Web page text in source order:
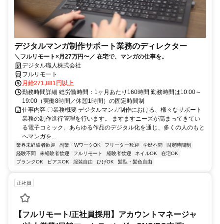
デジタルマンガ制作サポート業務のディレクター
＼フルリモート×月27万円〜／ 在宅で、マンガの仕事を。
デジタル職人株式会社
フルリモート
月給271,881円以上
勤務時間詳細 総労働時間：1ヶ月あたり160時間 勤務時間は10:00～
19:00（実働8時間／休憩1時間）の固定時間制
仕事内容 〇業務概要 デジタルマンガ制作における、様々なサポート
業務の制作進行管理を行います。 ますますニーズが高まってきてい
る電子コミック。あらゆる作品のデジタル化を通じ、多くの人のもと
へマンガを...
業界未経験者歓迎 副業・WワークOK フリーター歓迎 学歴不問
固定時間制
経験不問
未経験者歓迎 フルリモート 経験者歓迎 ネイルOK
在宅OK
ブランクOK
ピアスOK 服装自由 ひげOK 髪型・髪色自由
正社員
【フルリモート/正社員採用】アカウントマネージャ